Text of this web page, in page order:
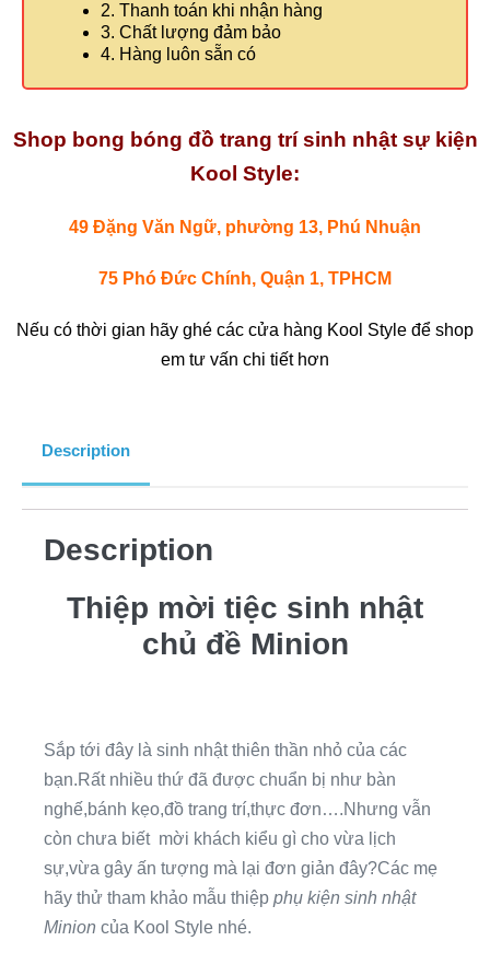
2. Thanh toán khi nhận hàng
3. Chất lượng đảm bảo
4. Hàng luôn sẵn có
Shop bong bóng đồ trang trí sinh nhật sự kiện
Kool Style:
49 Đặng Văn Ngữ, phường 13, Phú Nhuận
75 Phó Đức Chính, Quận 1, TPHCM
Nếu có thời gian hãy ghé các cửa hàng Kool Style để shop
em tư vấn chi tiết hơn
Description
Description
Thiệp mời tiệc sinh nhật
chủ đề Minion
Sắp tới đây là sinh nhật thiên thần nhỏ của các
bạn.Rất nhiều thứ đã được chuẩn bị như bàn
nghế,bánh kẹo,đồ trang trí,thực đơn….Nhưng vẫn
còn chưa biết mời khách kiểu gì cho vừa lịch
sự,vừa gây ấn tượng mà lại đơn giản đây?Các mẹ
hãy thử tham khảo mẫu thiệp phụ kiện sinh nhật
Minion của Kool Style nhé.